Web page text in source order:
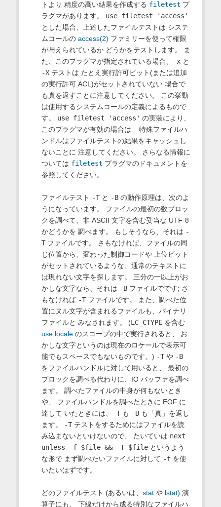
トより 精度の高い結果を作成する filetest プ
ラグマがあります。 use filetest 'access'
とした場合、上述したファイルテストは システ
ムコールの access(2) ファミリーを使って権限
が与えられているか どうかをテストします。 ま
た、このプラグマが指定されている場合、
-xと
-Xテストは たとえ実行許可ビット(または追加
の実行許可 ACL)がセットされていない 場合で
も真を返すことに注意してください。 この挙動
は使用するシステムコールの定義によるもので
す。 use filetest 'access' の実装により、
このプラグマが有効の場合は
特殊ファイルハ
ンドルはファイルテストの結果をキャッシュし
ないことに 注意してください。 さらなる情報に
ついては filetest プラグマのドキュメントを
参照してください。
ファイルテスト -Tと -Bの動作原理は、次のよ
うになっています。 ファイルの最初の数ブロッ
クを調べて、非 ASCII 文字を含む妥当な UTF-8
かどうかを 調べます。 もしそうなら、それは -
Tファイルです。 さもなければ、ファイルの同
じ位置から、変わった制御コードや 上位ビット
がセットされているような、通常のテキストに
は現れない文字を探します。 三分の一以上がお
かしな文字なら、それは -Bファイルでです; さ
もなければ -Tファイルです。 また、調べた位
置にヌル文字が含まれるファイルも、バイナリ
ファイルと みなされます。 (LC_CTYPEを含む
use localeのスコープの中で実行されると、 お
かしな文字というのは現在のロケールで表示可
能でもスペースでもないものです。) -Tや -B
をファイルハンドルに対して用いると、 最初の
ブロックを調べる代わりに、IO バッファを調べ
ます。 調べたファイルの中身が何もないとき
や、 ファイルハンドルを調べたときに EOF に
達して いたときには、
-Tも -Bも「真」を返し
ます。
-Tテストをするためにはファイルを読
み込まないといけないので、 たいていは next
unless -f $file && -T $fileというよう
な形で まず調べたいファイルに対して -fを使
いたいはずです。
どのファイルテスト (あるいは、 statや lstat) 演
算子にも、 下線だけから成る特別なファイルハ